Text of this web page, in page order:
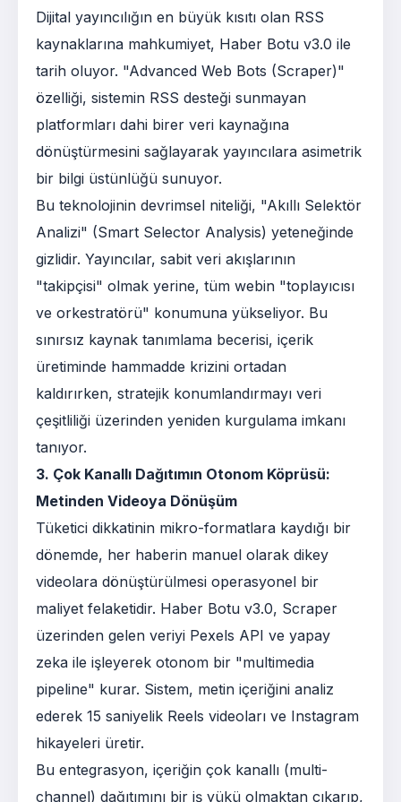
Dijital yayıncılığın en büyük kısıtı olan RSS
kaynaklarına mahkumiyet, Haber Botu v3.0 ile
tarih oluyor. "Advanced Web Bots (Scraper)"
özelliği, sistemin RSS desteği sunmayan
platformları dahi birer veri kaynağına
dönüştürmesini sağlayarak yayıncılara asimetrik
bir bilgi üstünlüğü sunuyor.
Bu teknolojinin devrimsel niteliği, "Akıllı Selektör
Analizi" (Smart Selector Analysis) yeteneğinde
gizlidir. Yayıncılar, sabit veri akışlarının
"takipçisi" olmak yerine, tüm webin "toplayıcısı
ve orkestratörü" konumuna yükseliyor. Bu
sınırsız kaynak tanımlama becerisi, içerik
üretiminde hammadde krizini ortadan
kaldırırken, stratejik konumlandırmayı veri
çeşitliliği üzerinden yeniden kurgulama imkanı
tanıyor.
3. Çok Kanallı Dağıtımın Otonom Köprüsü:
Metinden Videoya Dönüşüm
Tüketici dikkatinin mikro-formatlara kaydığı bir
dönemde, her haberin manuel olarak dikey
videolara dönüştürülmesi operasyonel bir
maliyet felaketidir. Haber Botu v3.0, Scraper
üzerinden gelen veriyi Pexels API ve yapay
zeka ile işleyerek otonom bir "multimedia
pipeline" kurar. Sistem, metin içeriğini analiz
ederek 15 saniyelik Reels videoları ve Instagram
hikayeleri üretir.
Bu entegrasyon, içeriğin çok kanallı (multi-
channel) dağıtımını bir iş yükü olmaktan çıkarıp,